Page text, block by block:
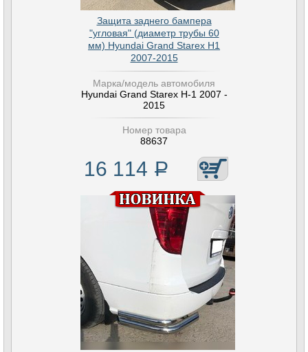
Защита заднего бампера
"угловая" (диаметр трубы 60
мм) Hyundai Grand Starex H1
2007-2015
Марка/модель автомобиля
Hyundai Grand Starex H-1 2007 -
2015
Номер товара
88637
16 114 Р